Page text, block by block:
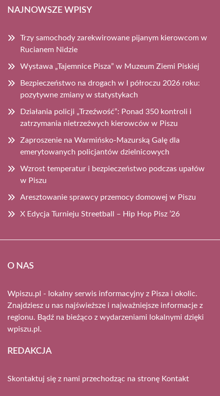
NAJNOWSZE WPISY
Trzy samochody zarekwirowane pijanym kierowcom w
Rucianem Nidzie
Wystawa „Tajemnice Pisza” w Muzeum Ziemi Piskiej
Bezpieczeństwo na drogach w I półroczu 2026 roku:
pozytywne zmiany w statystykach
Działania policji „Trzeźwość”: Ponad 350 kontroli i
zatrzymania nietrzeźwych kierowców w Piszu
Zaproszenie na Warmińsko-Mazurską Galę dla
emerytowanych policjantów dzielnicowych
Wzrost temperatur i bezpieczeństwo podczas upałów
w Piszu
Aresztowanie sprawcy przemocy domowej w Piszu
X Edycja Turnieju Streetball – Hip Hop Pisz ’26
O NAS
Wpiszu.pl - lokalny serwis informacyjny z Pisza i okolic.
Znajdziesz u nas najświeższe i najważniejsze informacje z
regionu. Bądź na bieżąco z wydarzeniami lokalnymi dzięki
wpiszu.pl.
REDAKCJA
Skontaktuj się z nami przechodząc na stronę Kontakt